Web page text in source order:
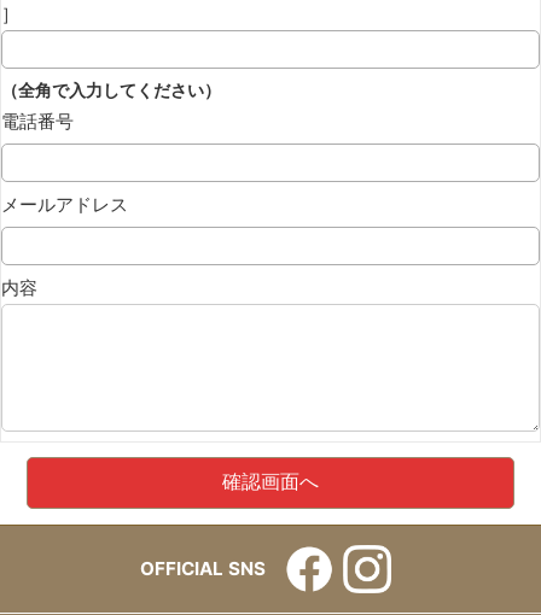
］
（全角で入力してください）
電話番号
メールアドレス
内容
OFFICIAL SNS